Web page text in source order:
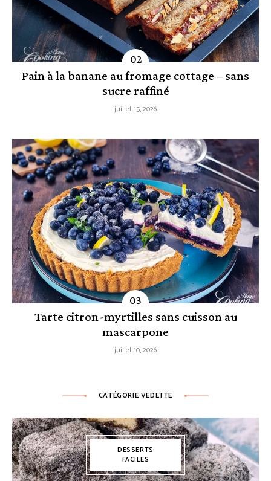
Pain à la banane au fromage cottage – sans
sucre raffiné
juillet 15, 2026
Tarte citron-myrtilles sans cuisson au
mascarpone
juillet 10, 2026
CATÉGORIE VEDETTE
DESSERTS
FACILES